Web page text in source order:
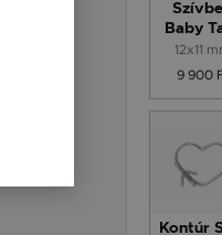
Baby
12x11
9 900
Kontúr